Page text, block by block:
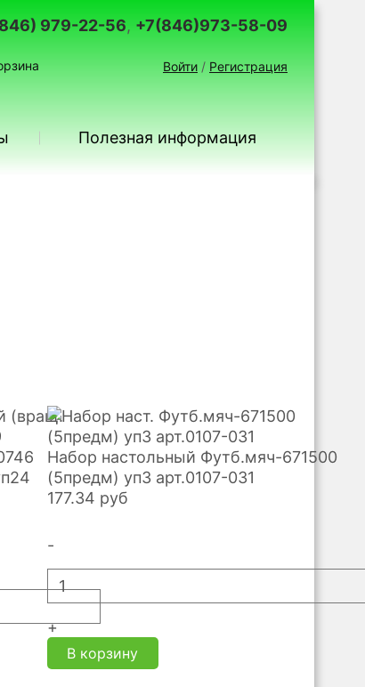
979-22-56, +7(846)973-58-09
Войти / Регистрация
Полезная информация
Набор настольный Футб.мяч-671500
(5предм) уп3 арт.0107-031
177.34 руб
-
+
В корзину